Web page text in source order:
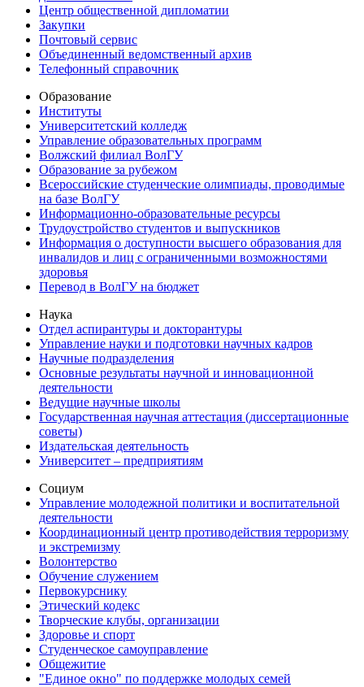
Центр общественной дипломатии
Закупки
Почтовый сервис
Объединенный ведомственный архив
Телефонный справочник
Образование
Институты
Университетский колледж
Управление образовательных программ
Волжский филиал ВолГУ
Образование за рубежом
Всероссийские студенческие олимпиады, проводимые
на базе ВолГУ
Информационно-образовательные ресурсы
Трудоустройство студентов и выпускников
Информация о доступности высшего образования для
инвалидов и лиц с ограниченными возможностями
здоровья
Перевод в ВолГУ на бюджет
Наука
Отдел аспирантуры и докторантуры
Управление науки и подготовки научных кадров
Научные подразделения
Основные результаты научной и инновационной
деятельности
Ведущие научные школы
Государственная научная аттестация (диссертационные
советы)
Издательская деятельность
Университет – предприятиям
Социум
Управление молодежной политики и воспитательной
деятельности
Координационный центр противодействия терроризму
и экстремизму
Волонтерство
Обучение служением
Первокурснику
Этический кодекс
Творческие клубы, организации
Здоровье и спорт
Студенческое самоуправление
Общежитие
"Единое окно" по поддержке молодых семей